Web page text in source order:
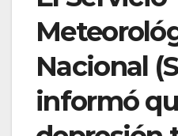
Nacional
informó